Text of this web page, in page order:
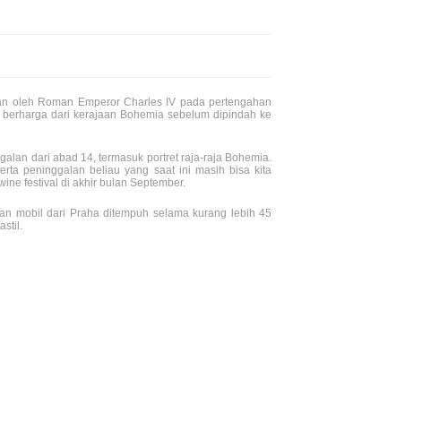
oleh Roman Emperor Charles IV pada pertengahan
dari kerajaan Bohemia sebelum dipindah ke
dari abad 14, termasuk portret raja-raja Bohemia.
peninggalan beliau yang saat ini masih bisa kita
festival di akhir bulan September.
mobil dari Praha ditempuh selama kurang lebih 45